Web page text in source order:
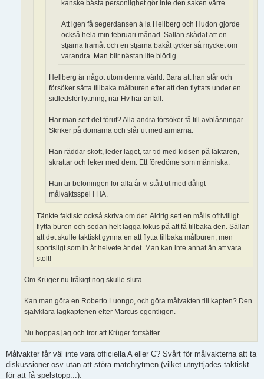
kanske bästa personlighet gör inte den saken värre.
Att igen få segerdansen á la Hellberg och Hudon gjorde
också hela min februari månad. Sällan skådat att en
stjärna framåt och en stjärna bakåt tycker så mycket om
varandra. Man blir nästan lite blödig.
Hellberg är något utom denna värld. Bara att han står och
försöker sätta tillbaka målburen efter att den flyttats under en
sidledsförflyttning, när Hv har anfall.
Har man sett det förut? Alla andra försöker få till avblåsningar.
Skriker på domarna och slår ut med armarna.
Han räddar skott, leder laget, tar tid med kidsen på läktaren,
skrattar och leker med dem. Ett föredöme som människa.
Han är belöningen för alla år vi stått ut med dåligt
målvaktsspel i HA.
Tänkte faktiskt också skriva om det. Aldrig sett en målis ofrivilligt
flytta buren och sedan helt lägga fokus på att få tillbaka den. Sällan
att det skulle taktiskt gynna en att flytta tillbaka målburen, men
sportsligt som in åt helvete är det. Man kan inte annat än att vara
stolt!
Om Krüger nu tråkigt nog skulle sluta.
Kan man göra en Roberto Luongo, och göra målvakten till kapten? Den
självklara lagkaptenen efter Marcus egentligen.
Nu hoppas jag och tror att Krüger fortsätter.
Målvakter får väl inte vara officiella A eller C? Svårt för målvakterna att ta
diskussioner osv utan att störa matchrytmen (vilket utnyttjades taktiskt
för att få spelstopp...).